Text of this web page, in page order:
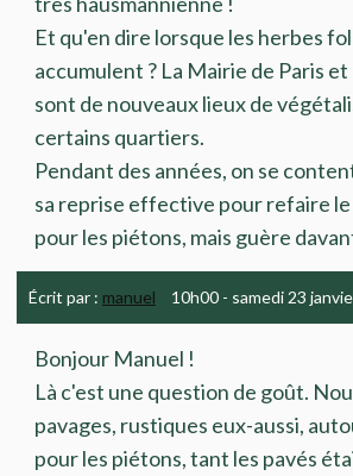
Et qu'en dire lorsque les herbes
accumulent ? La Mairie de Paris
sont de nouveaux lieux de
certains quartiers.
Pendant des années, on se
sa reprise effective pour refaire
pour les piétons, mais guère
Écrit par : manuel 10h00 - samedi 23
Bonjour Manuel !
Là c'est une question de goût.
pavages, rustiques eux-aussi,
pour les piétons, tant les pavés